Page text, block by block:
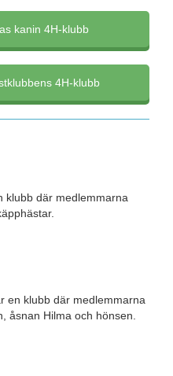
kanin 4H-klubb
4H-klubb
klubb där medlemmarna
en klubb där medlemmarna
åsnan Hilma och hönsen.